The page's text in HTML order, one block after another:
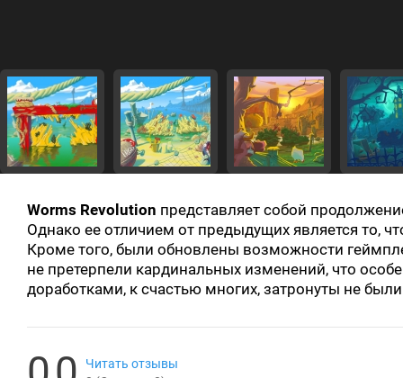
Worms Revolution представляет собой
Однако ее отличием от предыдущих является то,
Кроме того, были обновлены возможности
не претерпели кардинальных изменений, что
доработками, к счастью многих, затронуты не
Читать отзывы